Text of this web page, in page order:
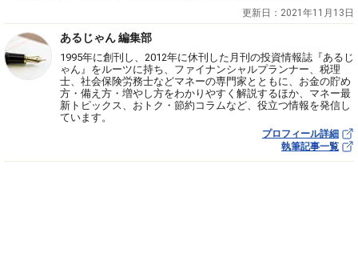
更新日： 2021年11月13日
あるじゃん 編集部
1995年に創刊し、2012年に休刊した月刊の投資情報誌『あるじ
ゃん』をルーツに持ち、ファイナンシャルプランナー、税理
士、社会保険労務士などマネーの専門家とともに、お金の貯め
方・備え方・増やし方をわかりやすく解説するほか、マネー最
新トピックス、おトク・節約コラムなど、役立つ情報を発信し
ています。
プロフィール詳細
執筆記事一覧